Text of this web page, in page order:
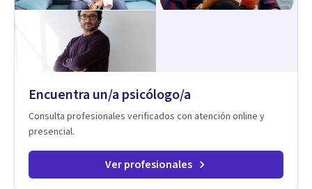
Encuentra un/a psicólogo/a
Consulta profesionales verificados con atención online y
presencial.
Ver profesionales